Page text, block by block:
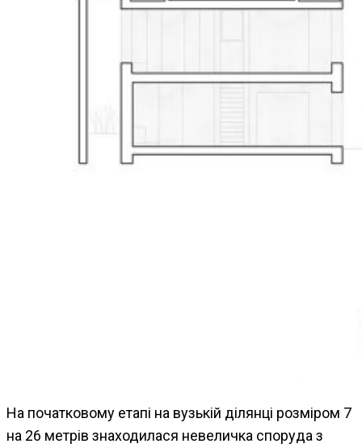
На початковому етапі на вузькій ділянці розміром 7
на 26 метрів знаходилася невеличка споруда з